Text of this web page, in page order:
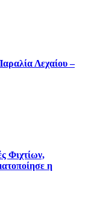
Λεχαίου –
Φιχτίων,
η